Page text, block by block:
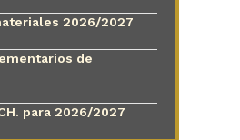
2026/2027
de
para 2026/2027